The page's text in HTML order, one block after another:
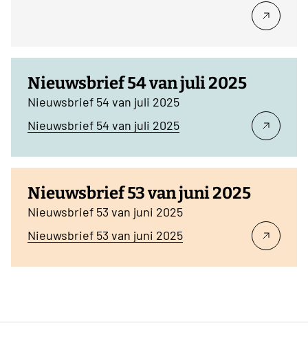
Nieuwsbrief 54 van juli 2025
Nieuwsbrief 54 van juli 2025
Nieuwsbrief 54 van juli 2025
Nieuwsbrief 53 van juni 2025
Nieuwsbrief 53 van juni 2025
Nieuwsbrief 53 van juni 2025